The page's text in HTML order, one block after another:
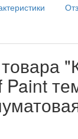
Paint